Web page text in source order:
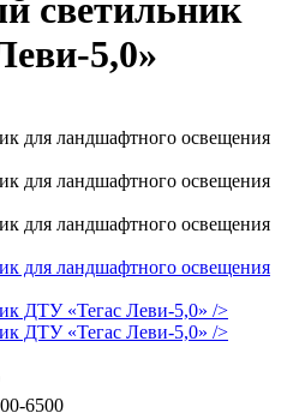
светильник
5,0»
/>
/>
6500